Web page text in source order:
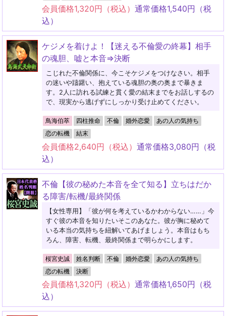
会員価格1,320円（税込）通常価格1,540円（税
込）
ケジメを着けよ！【迷える不倫愛の終幕】相手
の魂胆、嘘と本音⇒決断
こじれた不倫関係に、今こそケジメをつけなさい。相手
の迷いや躊躇い、抱えている魂胆の奥の奥まで暴きま
す。2人に訪れる試練と貫く愛の結末までをお話しするの
で、現実から逃げずにしっかり受け止めてください。
鳥海伯萃 四柱推命 不倫 婚外恋愛
あの人の気持ち
恋の転機
結末
会員価格2,640円（税込）通常価格3,080円（税
込）
不倫【彼の秘めた本音を全て知る】立ちはだか
る障害/転機/最終関係
【女性専用】「彼が何を考えているかわからない……」今
すぐ彼の本音を知りたいそこのあなた。彼が胸に秘めて
いる本当の気持ちを紐解いてあげましょう。本音はもち
ろん、障害、転機、最終関係まで明らかにします。
桜宮史誠 姓名判断 不倫 婚外恋愛
あの人の気持ち
恋の転機
決断
会員価格1,320円（税込）通常価格1,650円（税
込）